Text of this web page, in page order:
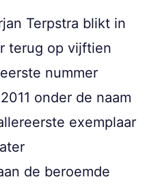
Terpstra blikt in
terug op vijftien
nummer
onder de naam
exemplaar
de beroemde